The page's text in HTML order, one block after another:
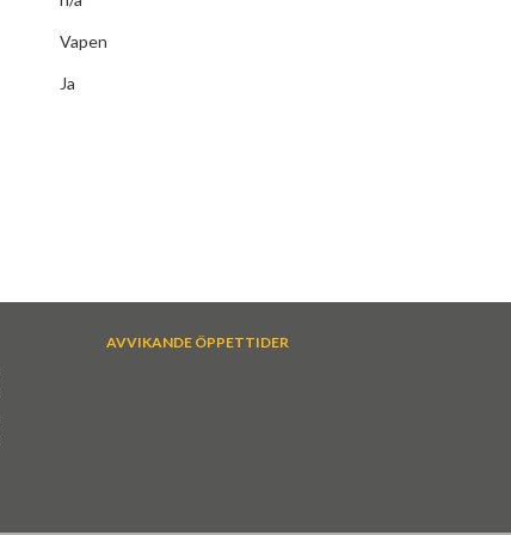
Vapen
Ja
AVVIKANDE ÖPPETTIDER